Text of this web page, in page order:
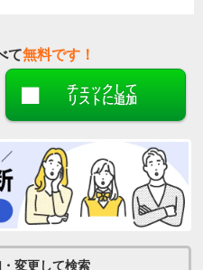
て無料です！
チェックして
リストに追加
変更して検索